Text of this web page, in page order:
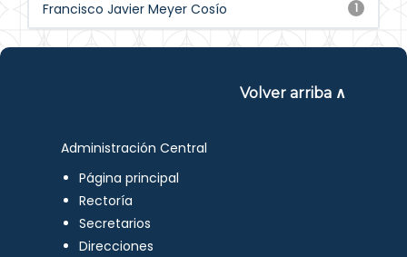
1
Francisco Javier Meyer Cosío
Volver arriba ∧
Administración Central
Página principal
Rectoría
Secretarios
Direcciones